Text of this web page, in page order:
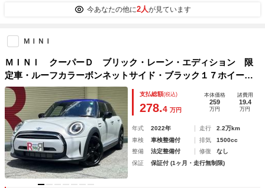
今あなたの他に2人が見ています
ＭＩＮＩ
ＭＩＮＩ クーパーＤ ブリック・レーン・エディション 限
定車・ルーフカラーボンネットサイド・ブラック１７ホイー
ル・サイドスカットル・フロアマット・１．５ディーゼルＴ
Ｂ・純正８．８型ＨＤＤナビ・ＥＴＣ・Ｂカメラ・レザーシー
ト・シートＨ・１７ＡＷ・衝突軽減
支払総額(税込)
278.4 万円
本体価格
259
万円
諸費用
19.4
万円
年式 2022年 走行
2.2万km
車検
車検整備付 排気
1500cc
整備
法定整備付 修復
なし
保証
保証付 (1ヶ月・走行無制限)